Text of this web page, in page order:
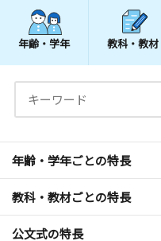
年齢・学年 教科・教材
年齢・学年ごとの特長
教科・教材ごとの特長
公文式の特長